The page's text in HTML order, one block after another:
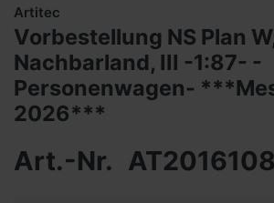
Artitec
Vorbestellung NS Plan
Nachbarland, III -1:87- -
Personenwagen-
2026***
Art.-Nr. AT2016108